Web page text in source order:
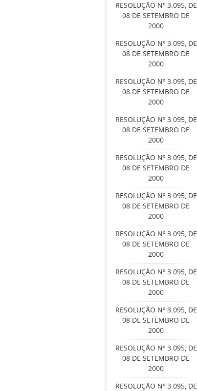
RESOLUÇÃO Nº 3.095, DE
08 DE SETEMBRO DE
2000
RESOLUÇÃO Nº 3.095, DE
08 DE SETEMBRO DE
2000
RESOLUÇÃO Nº 3.095, DE
08 DE SETEMBRO DE
2000
RESOLUÇÃO Nº 3.095, DE
08 DE SETEMBRO DE
2000
RESOLUÇÃO Nº 3.095, DE
08 DE SETEMBRO DE
2000
RESOLUÇÃO Nº 3.095, DE
08 DE SETEMBRO DE
2000
RESOLUÇÃO Nº 3.095, DE
08 DE SETEMBRO DE
2000
RESOLUÇÃO Nº 3.095, DE
08 DE SETEMBRO DE
2000
RESOLUÇÃO Nº 3.095, DE
08 DE SETEMBRO DE
2000
RESOLUÇÃO Nº 3.095, DE
08 DE SETEMBRO DE
2000
RESOLUÇÃO Nº 3.095, DE